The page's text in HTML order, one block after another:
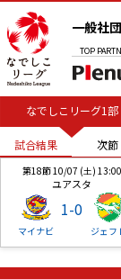
一般社
TOP
なでしこリーグ1部
試合結果 次節
第18節 10/07 (土) 13:00
ユアスタ
マイナビ
1-0
ジェフ